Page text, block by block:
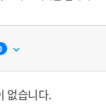
keyboard_arrow_down
없습니다.